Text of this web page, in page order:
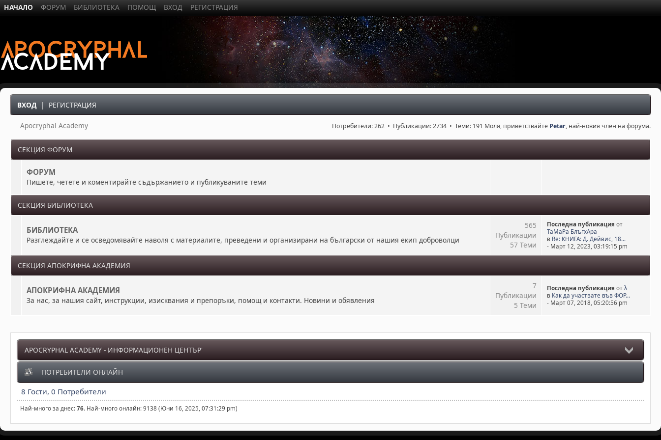
НАЧАЛО ФОРУМ БИБЛИОТЕКА ПОМОЩ ВХОД РЕГИСТРАЦИЯ
ВХОД | РЕГИСТРАЦИЯ
Apocryphal Academy Потребители: 262 • Публикации: 2734 • Теми: 191 Моля, приветствайте Petar, най-новия член на форума.
СЕКЦИЯ ФОРУМ
ФОРУМ
Пишете, четете и коментирайте съдържанието и публикуваните теми
СЕКЦИЯ БИБЛИОТЕКА
БИБЛИОТЕКА
Разглеждайте и се осведомявайте наволя с материалите, преведени и организирани на български от нашия екип доброволци
565
Публикации
57 Теми
Последна публикация от
ТаМаРа БлъгхАра
в Re: КНИГА: Д. Дейвис, 18...
- Март 12, 2023, 03:19:15 pm
СЕКЦИЯ АПОКРИФНА АКАДЕМИЯ
АПОКРИФНА АКАДЕМИЯ
За нас, за нашия сайт, инструкции, изисквания и препоръки, помощ и контакти. Новини и обявления
7
Публикации
5 Теми
Последна публикация от λ
в Как да участвате във ФОР...
- Март 07, 2018, 05:20:56 pm
APOCRYPHAL ACADEMY - ИНФОРМАЦИОНЕН ЦЕНТЪР'
ПОТРЕБИТЕЛИ ОНЛАЙН
8 Гости, 0 Потребители
Най-много за днес:76. Най-много онлайн: 9138 (Юни 16, 2025, 07:31:29 pm)